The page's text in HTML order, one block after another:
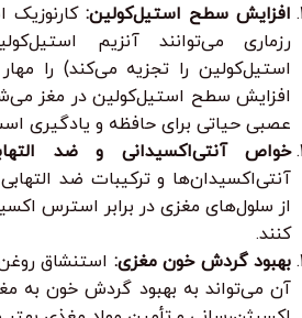
افزایش سطح استیل‌کولین: کارنوزیک
رزماری می‌توانند آنزیم
استیل‌کولین را تجزیه می‌کند) را
افزایش سطح استیل‌کولین در مغز
عصبی حیاتی برای حافظه و یادگیری
خواص آنتی‌اکسیدانی و ضد
آنتی‌اکسیدان‌ها و ترکیبات ضد
از سلول‌های مغزی در برابر استرس
کنند.
بهبود گردش خون مغزی: استنشاق
آن می‌تواند به بهبود گردش خون به